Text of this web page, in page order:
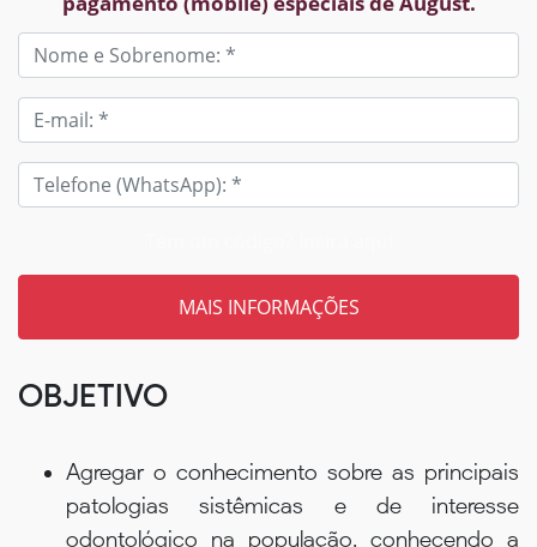
OBJETIVO
Agregar o conhecimento sobre as principais
patologias sistêmicas e de interesse
odontológico na população, conhecendo a